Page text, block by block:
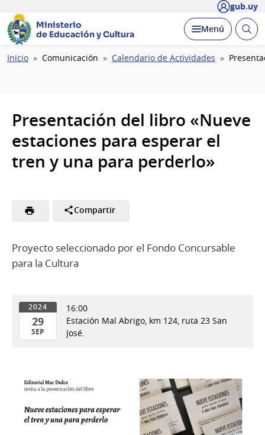
gub.uy
Ministerio
de Educación y Cultura
Desplegar
Menú Abrir
Ruta
Inicio Comunicación Calendario de Actividades
Presentación del libro «Nueve
estaciones para esperar el
tren y una para perderlo»
Compartir
Proyecto seleccionado por el Fondo Concursable
para la Cultura
2024
29
SEP
del
2024
16:00
Estación Mal Abrigo, km 124, ruta 23 San
José.